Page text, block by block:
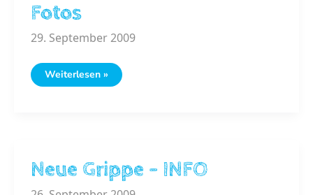
Fotos
29. September 2009
Fotos
Weiterlesen »
Neue Grippe – INFO